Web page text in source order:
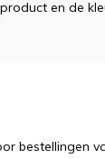
en de
bestellingen